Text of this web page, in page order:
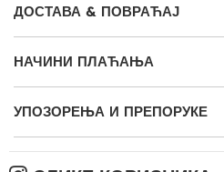
ДОСТАВА & ПОВРАЋАЈ
НАЧИНИ ПЛАЋАЊА
УПОЗОРЕЊА И ПРЕПОРУКЕ